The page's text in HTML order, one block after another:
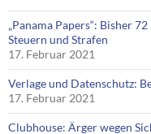
„Panama Papers“: Bisher
Steuern und Strafen
17. Februar 2021
Verlage und Datenschutz:
17. Februar 2021
Clubhouse: Ärger wegen